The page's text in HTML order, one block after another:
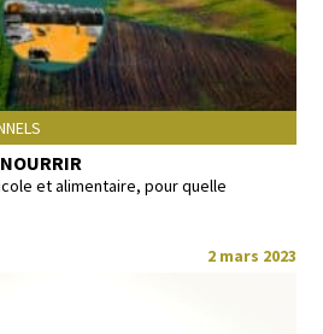
et ali­men­taire, pour quelle
2 mars 2023